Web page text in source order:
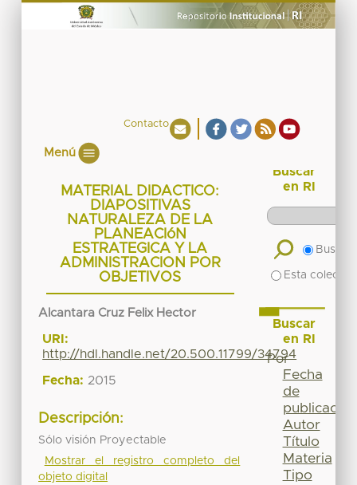
Contacto
Menú
MATERIAL DIDACTICO:
DIAPOSITIVAS
NATURALEZA DE LA
PLANEACIóN
ESTRATEGICA Y LA
ADMINISTRACION POR
OBJETIVOS
Alcantara Cruz Felix Hector
URI:
http://hdl.handle.net/20.500.11799/34794
Fecha: 2015
Descripción:
Sólo visión Proyectable
Mostrar el registro completo del
objeto digital
Buscar
en RI
Buscar
Esta
Buscar
en RI
Por
Fecha
de
publicación
Autor
Título
Materia
Tipo